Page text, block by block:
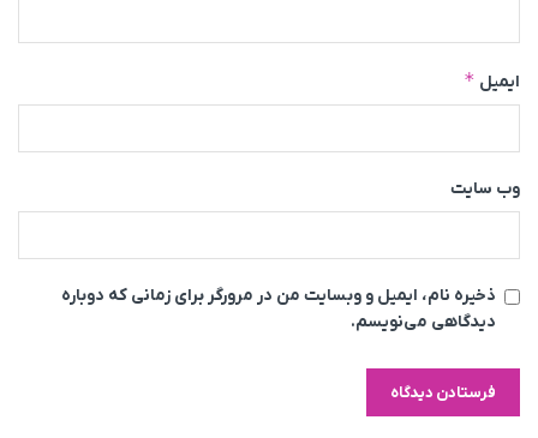
ایمیل *
وب‌ سایت
ذخیره نام، ایمیل و وبسایت من در مرورگر برای زمانی که دوباره
دیدگاهی می‌نویسم.